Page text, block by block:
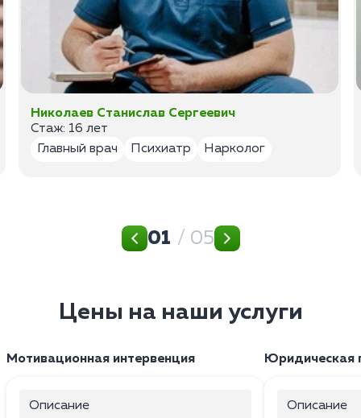
Николаев Станислав Сергеевич
Стаж: 16 лет
Главный врач
Психиатр Нарколог
01 / 05
Цены на наши услуги
Мотивационная интервенция
Описание
Юридическая
Описание